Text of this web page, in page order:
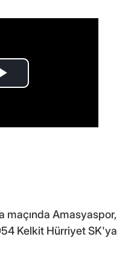
maçında Amasyaspor,
Kelkit Hürriyet SK'ya